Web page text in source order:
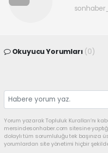
Okuyucu Yorumları (0)
Yorum yazarak Topluluk Kuralları’nı
mersindesonhaber.com sitesine
dolaylı tüm sorumluluğu tek başınıza
yorumlardan site yönetimi hiçbir